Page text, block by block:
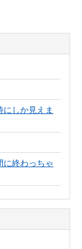
しか見えま
に終わっちゃ